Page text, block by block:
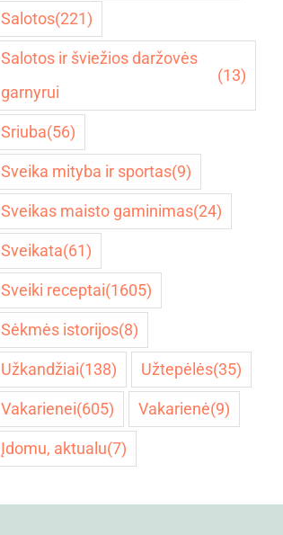
Salotos(221)
Salotos ir šviežios daržovės
garnyrui
(13)
Sriuba(56)
Sveika mityba ir sportas(9)
Sveikas maisto gaminimas(24)
Sveikata(61)
Sveiki receptai(1605)
Sėkmės istorijos(8)
Užkandžiai(138) Užtepėlės(35)
Vakarienei(605) Vakarienė(9)
Įdomu, aktualu(7)